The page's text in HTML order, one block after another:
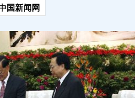
国新闻网